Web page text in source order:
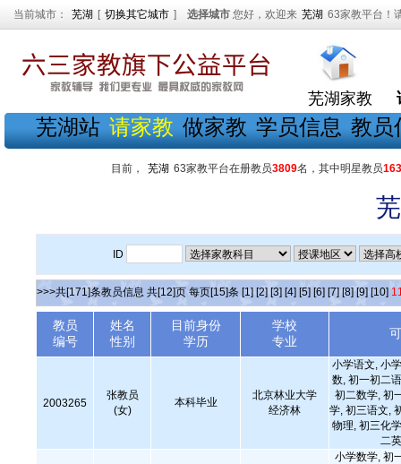
当前城市： 芜湖 [ 切换其它城市 ] 选择城市 您好，欢迎来 芜湖 63家教平台！
芜湖家教
芜湖站 请家教 做家教 学员信息 教员
目前， 芜湖 63家教平台在册教员3809名，其中明星教员163
ID
>>>共[171]条教员信息 共[12]页 每页[15]条 [1] [2] [3] [4] [5] [6] [7] [8] [9] [10]
教员
编号
姓名
性别
目前身份
学历
学校
专业
2003265
张教员
(女)
本科毕业
北京林业大学
经济林
小学语文, 小
数, 初一初二
初二数学, 初
学, 初三语文,
物理, 初三化
二
小学数学, 初